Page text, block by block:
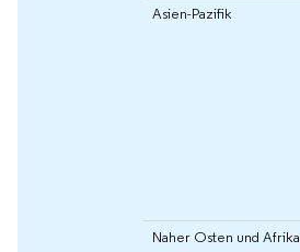
Asien-Pazifik
Naher Osten und Afrika